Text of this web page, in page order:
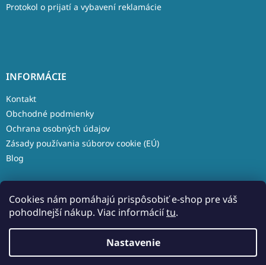
Cookies nám pomáhajú prispôsobiť e-shop pre váš
pohodlnejší nákup. Viac informáciítu.
Nastavenie
Protokol o prijatí a vybavení reklamácie
INFORMÁCIE
Kontakt
Obchodné podmienky
Ochrana osobných údajov
Zásady používania súborov cookie (EÚ)
Blog